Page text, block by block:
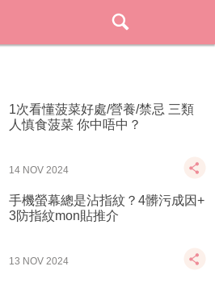
1次看懂菠菜好處/營養/禁忌 三類
人慎食菠菜 你中唔中？
14 NOV 2024
手機螢幕總是沾指紋？4髒污成因+
3防指紋mon貼推介
13 NOV 2024